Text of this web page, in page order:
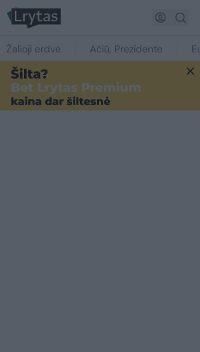
Žalioji erdvė Ačiū, Prezidente